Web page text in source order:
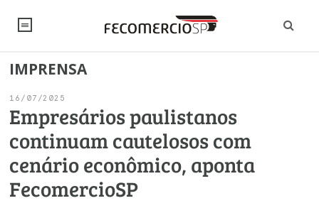
NOTÍCIAS
Artigos
Institucional
Debates Fecomercio-SP
Economia
Pesquisas
Brasil
PESQUISAS
IMPRENSA
16/07/2025
Empresários paulistanos
continuam cautelosos com
cenário econômico, aponta
FecomercioSP